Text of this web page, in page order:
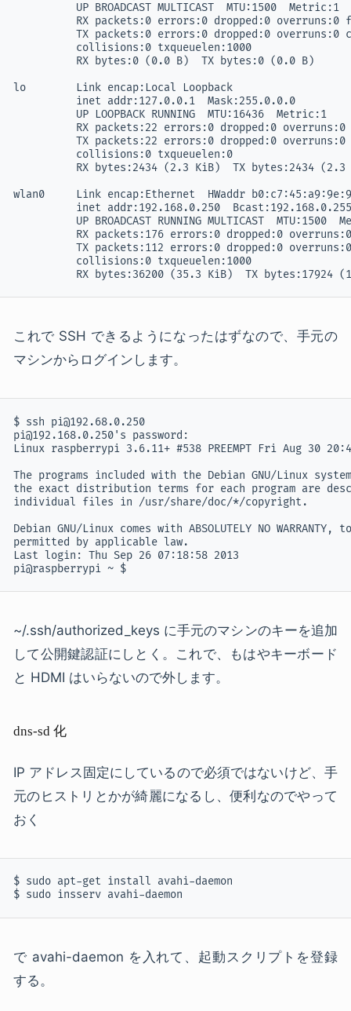
          UP BROADCAST MULTICAST  MTU:1500  Metric:1
RX packets:0 errors:0 dropped:0 overruns:0
TX packets:0 errors:0 dropped:0 overruns:0
          collisions:0 txqueuelen:1000
          RX bytes:0 (0.0 B)  TX bytes:0 (0.0 B)
lo        Link encap:Local Loopback
          inet addr:127.0.0.1  Mask:255.0.0.0
          UP LOOPBACK RUNNING  MTU:16436  Metric:1
RX packets:22 errors:0 dropped:0 overruns:0
TX packets:22 errors:0 dropped:0 overruns:0
          collisions:0 txqueuelen:0
RX bytes:2434 (2.3 KiB)  TX bytes:2434 (2.3
wlan0     Link encap:Ethernet  HWaddr
inet addr:192.168.0.250
UP BROADCAST RUNNING MULTICAST  MTU:1500
RX packets:176 errors:0 dropped:0
TX packets:112 errors:0 dropped:0
          collisions:0 txqueuelen:1000
RX bytes:36200 (35.3 KiB)  TX bytes:17924
これで SSH できるようになったはずなので、手元の
マシンからログインします。
$ ssh pi@192.68.0.250
pi@192.168.0.250's password:
Linux raspberrypi 3.6.11+ #538 PREEMPT Fri Aug 30
The programs included with the Debian GNU/Linux
the exact distribution terms for each program are
individual files in /usr/share/doc/*/copyright.
Debian GNU/Linux comes with ABSOLUTELY NO
permitted by applicable law.
Last login: Thu Sep 26 07:18:58 2013
pi@raspberrypi ~ $
~/.ssh/authorized_keys に手元のマシンのキーを追加
して公開鍵認証にしとく。これで、もはやキーボード
と HDMI はいらないので外します。
dns-sd 化
IP アドレス固定にしているので必須ではないけど、手
元のヒストリとかが綺麗になるし、便利なのでやって
おく
$ sudo apt-get install avahi-daemon
$ sudo insserv avahi-daemon
で avahi-daemon を入れて、起動スクリプトを登録
する。